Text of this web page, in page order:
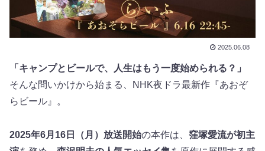
2025.06.08
「キャンプとビールで、人生はもう一度始められる？」
そんな問いかけから始まる、NHK夜ドラ最新作『あおぞ
らビール』。
2025年6月16日（月）放送開始の本作は、 窪塚愛流が初主